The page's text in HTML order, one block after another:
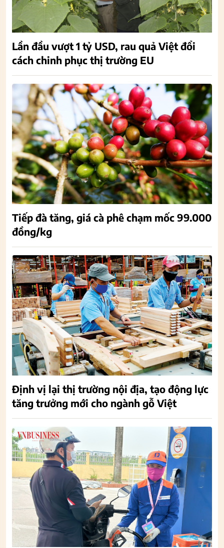
Lần đầu vượt 1 tỷ USD, rau quả Việt đổi
cách chinh phục thị trường EU
Tiếp đà tăng, giá cà phê chạm mốc 99.000
đồng/kg
Định vị lại thị trường nội địa, tạo động lực
tăng trưởng mới cho ngành gỗ Việt